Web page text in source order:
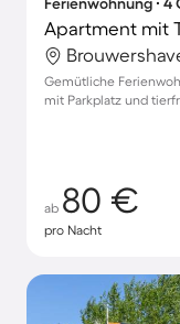
Gemütliche
mit Parkplatz und
ab 80 €
pro Nacht